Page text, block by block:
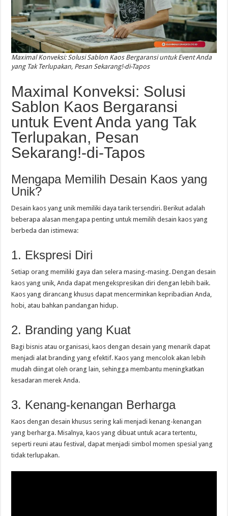
Maximal Konveksi: Solusi Sablon Kaos Bergaransi untuk Event Anda
yang Tak Terlupakan, Pesan Sekarang!-di-Tapos
Maximal Konveksi: Solusi
Sablon Kaos Bergaransi
untuk Event Anda yang Tak
Terlupakan, Pesan
Sekarang!-di-Tapos
Mengapa Memilih Desain Kaos yang
Unik?
Desain kaos yang unik memiliki daya tarik tersendiri. Berikut adalah
beberapa alasan mengapa penting untuk memilih desain kaos yang
berbeda dan istimewa:
1. Ekspresi Diri
Setiap orang memiliki gaya dan selera masing-masing. Dengan desain
kaos yang unik, Anda dapat mengekspresikan diri dengan lebih baik.
Kaos yang dirancang khusus dapat mencerminkan kepribadian Anda,
hobi, atau bahkan pandangan hidup.
2. Branding yang Kuat
Bagi bisnis atau organisasi, kaos dengan desain yang menarik dapat
menjadi alat branding yang efektif. Kaos yang mencolok akan lebih
mudah diingat oleh orang lain, sehingga membantu meningkatkan
kesadaran merek Anda.
3. Kenang-kenangan Berharga
Kaos dengan desain khusus sering kali menjadi kenang-kenangan
yang berharga. Misalnya, kaos yang dibuat untuk acara tertentu,
seperti reuni atau festival, dapat menjadi simbol momen spesial yang
tidak terlupakan.